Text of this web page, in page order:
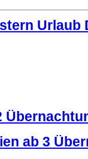
Urlaub
ab 3